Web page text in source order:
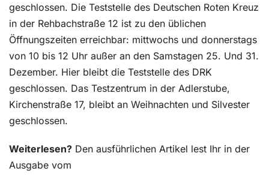
geschlossen. Die Teststelle des Deutschen Roten Kreuz
in der Rehbachstraße 12 ist zu den üblichen
Öffnungszeiten erreichbar: mittwochs und donnerstags
von 10 bis 12 Uhr außer an den Samstagen 25. Und 31.
Dezember. Hier bleibt die Teststelle des DRK
geschlossen. Das Testzentrum in der Adlerstube,
Kirchenstraße 17, bleibt an Weihnachten und Silvester
geschlossen.
Weiterlesen? Den ausführlichen Artikel lest Ihr in der
Ausgabe vom